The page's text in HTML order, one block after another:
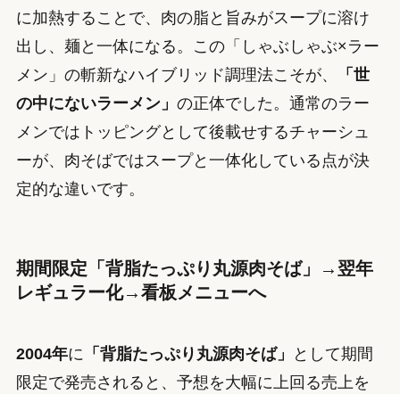
に加熱することで、肉の脂と旨みがスープに溶け
出し、麺と一体になる。この「しゃぶしゃぶ×ラー
メン」の斬新なハイブリッド調理法こそが、
「世
の中にないラーメン」 の正体でした。通常のラー
メンではトッピングとして後載せするチャーシュ
ーが、肉そばではスープと一体化している点が決
定的な違いです。
期間限定「背脂たっぷり丸源肉そば」→翌年
レギュラー化→看板メニューへ
2004年に 「背脂たっぷり丸源肉そば」
として期間
限定で発売されると、予想を大幅に上回る売上を